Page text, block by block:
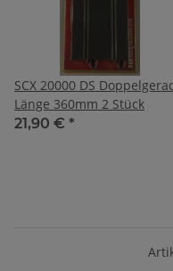
SCX 20000 DS
Länge 360mm 2 Stück
21,90 € *